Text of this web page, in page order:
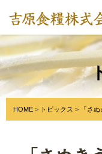
HOME トピックス 「さ